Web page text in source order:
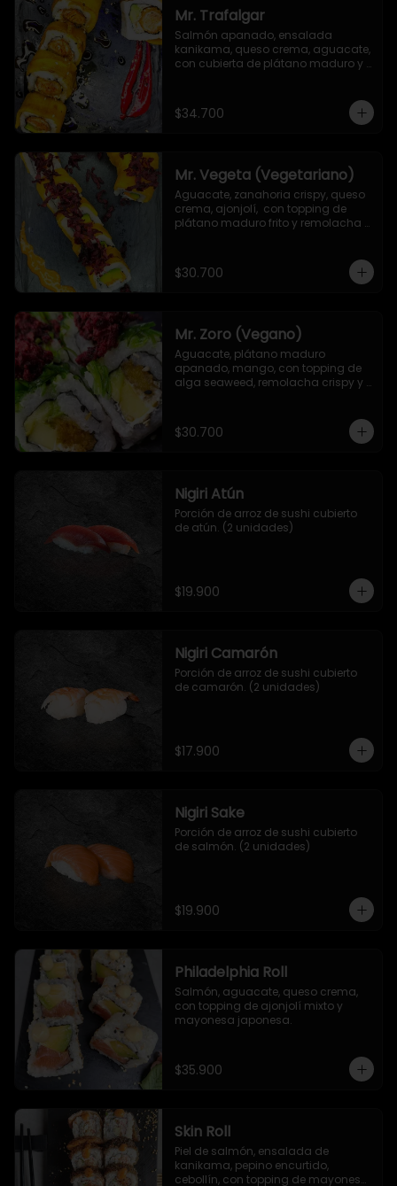
Mr. Trafalgar
Salmón apanado, ensalada
kanikama, queso crema, aguacate,
con cubierta de plátano maduro y
$34.700
Mr. Vegeta (Vegetariano)
Aguacate, zanahoria crispy, queso
crema, ajonjolí,  con topping de
plátano maduro frito y remolacha
$30.700
Mr. Zoro (Vegano)
Aguacate, plátano maduro
apanado, mango, con topping de
alga seaweed, remolacha crispy y
$30.700
Nigiri Atún
Porción de arroz de sushi cubierto
de atún. (2 unidades)
$19.900
Nigiri Camarón
Porción de arroz de sushi cubierto
de camarón. (2 unidades)
$17.900
Nigiri Sake
Porción de arroz de sushi cubierto
de salmón. (2 unidades)
$19.900
Philadelphia Roll
Salmón, aguacate, queso crema,
con topping de ajonjolí mixto y
mayonesa japonesa.
$35.900
Skin Roll
Piel de salmón, ensalada de
kanikama, pepino encurtido,
cebollín, con topping de mayonesa